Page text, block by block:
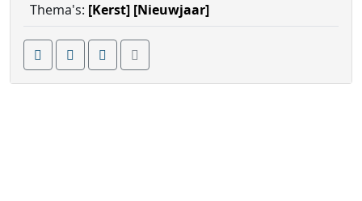
Thema's: [Kerst] [Nieuwjaar]